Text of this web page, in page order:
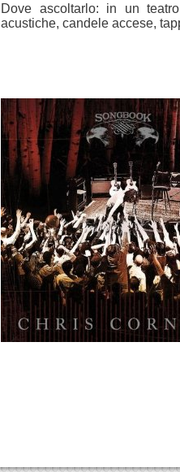
Dove ascoltarlo: in un
acustiche, candele accese,